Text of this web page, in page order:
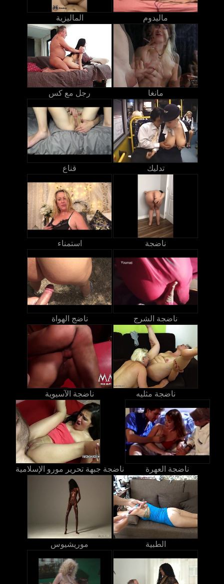
الماليزية ماليدوم
رجل مع كس مانغا
قناع تدليك
استمناء ناضجة
ناضج الهواة ناضجة الشرج
ناضجة الآسيوية ناضجة مثليه
ناضجة جبهة تحرير مورو الإسلامية ناضجة العهرة
موريشيوس الطبية